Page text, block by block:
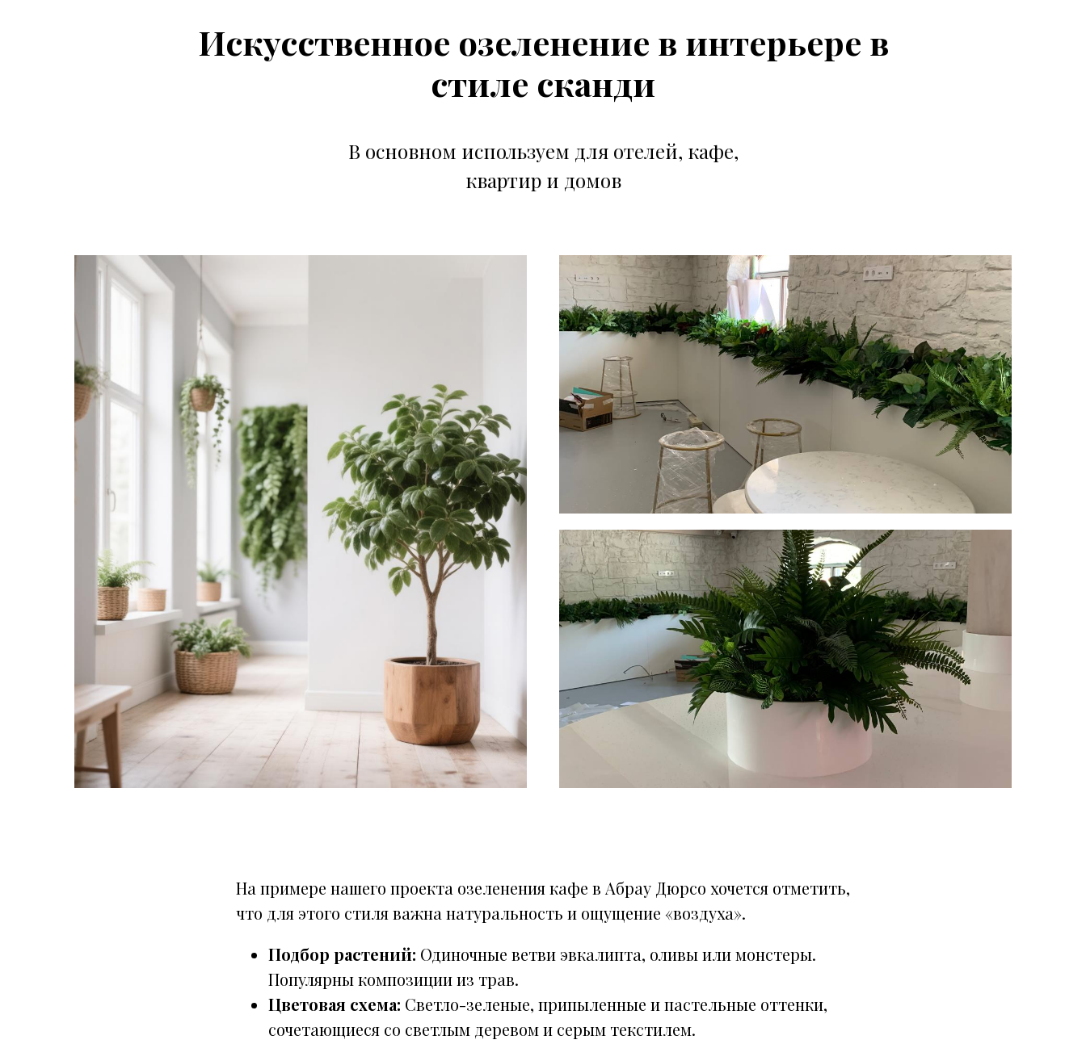
Искусственное озеленение в интерьере в
стиле сканди
В основном используем для отелей, кафе,
квартир и домов
На примере нашего проекта озеленения кафе в Абрау Дюрсо хочется отметить,
что для этого стиля важна натуральность и ощущение «воздуха».
Подбор растений: Одиночные ветви эвкалипта, оливы или монстеры.
Популярны композиции из трав.
Цветовая схема: Светло-зеленые, припыленные и пастельные оттенки,
сочетающиеся со светлым деревом и серым текстилем.